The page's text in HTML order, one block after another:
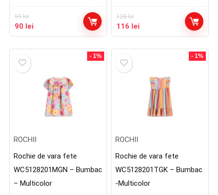
99lei
Prețul
inițial
99 lei.
90 lei
curent
128lei
Prețul
inițial
128 lei.
116 lei
curent
- 1%
ROCHII
Rochie de vara fete
WC5128201MGN – Bumbac
– Multicolor
- 1%
ROCHII
Rochie de vara fete
WC5128201TGK – Bumbac
-Multicolor